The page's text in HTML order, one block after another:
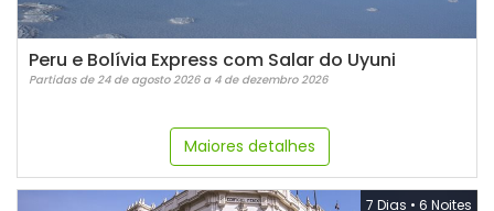
Peru e Bolívia Express com Salar do Uyuni
Partidas de 24 de agosto 2026 a 4 de dezembro 2026
Maiores detalhes
7 Dias • 6 Noites